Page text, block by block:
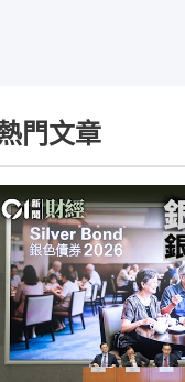
門文章